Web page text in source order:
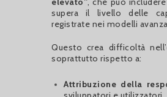
supera il livello delle
registrate nei modelli
Questo crea difficoltà
soprattutto rispetto a:
Attribuzione della